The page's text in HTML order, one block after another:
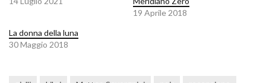
19 Aprile 2018
La donna della luna
30 Maggio 2018